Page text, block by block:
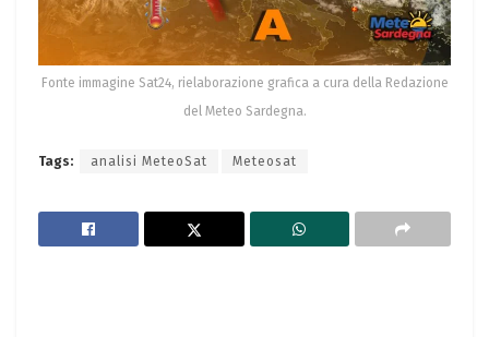
Fonte immagine Sat24, rielaborazione grafica a cura della Redazione
del Meteo Sardegna.
Tags: analisi MeteoSat Meteosat